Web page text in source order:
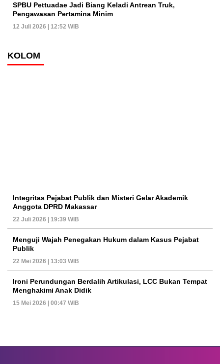
SPBU Pettuadae Jadi Biang Keladi Antrean Truk,
Pengawasan Pertamina Minim
12 Juli 2026 | 12:52 WIB
KOLOM
Integritas Pejabat Publik dan Misteri Gelar Akademik
Anggota DPRD Makassar
22 Juli 2026 | 19:39 WIB
Menguji Wajah Penegakan Hukum dalam Kasus Pejabat
Publik
22 Mei 2026 | 13:03 WIB
Ironi Perundungan Berdalih Artikulasi, LCC Bukan Tempat
Menghakimi Anak Didik
15 Mei 2026 | 00:47 WIB